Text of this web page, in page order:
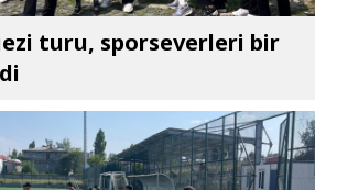
turu, sporseverleri bir